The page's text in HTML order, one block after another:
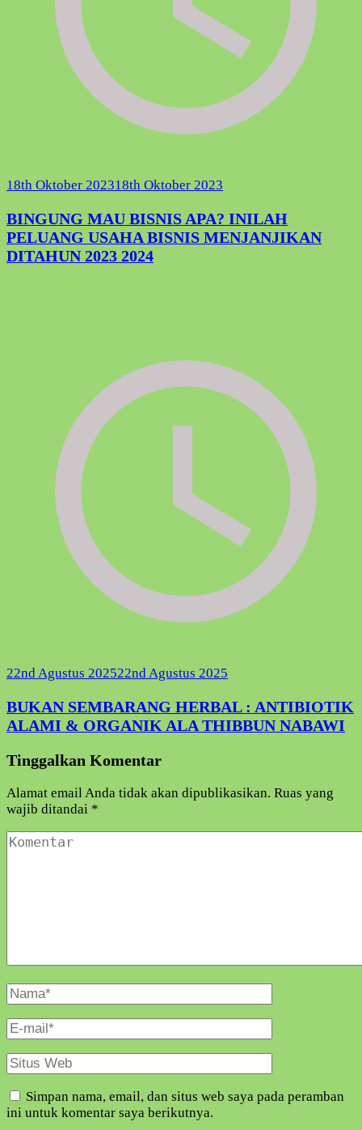
18th Oktober 202318th Oktober 2023
BINGUNG MAU BISNIS APA? INILAH
PELUANG USAHA BISNIS MENJANJIKAN
DITAHUN 2023 2024
22nd Agustus 202522nd Agustus 2025
BUKAN SEMBARANG HERBAL : ANTIBIOTIK
ALAMI & ORGANIK ALA THIBBUN NABAWI
Tinggalkan Komentar
Alamat email Anda tidak akan dipublikasikan. Ruas yang
wajib ditandai *
Komentar
Nama
Lengkap
E-
Mail
Situs
Web
Simpan nama, email, dan situs web saya pada peramban
ini untuk komentar saya berikutnya.